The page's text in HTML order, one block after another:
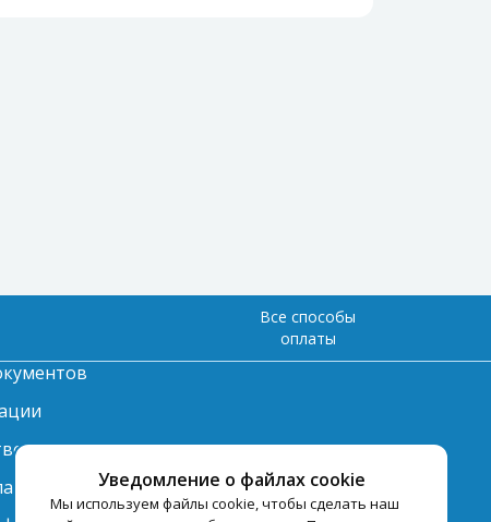
Уведомление о файлах cookie
Мы используем файлы cookie, чтобы сделать наш
Все способы
оплаты